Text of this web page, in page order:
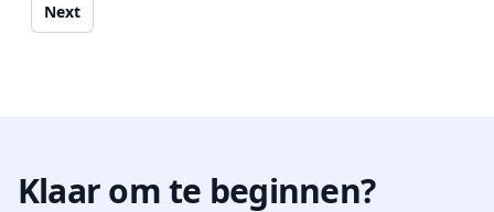
Next
Klaar om te beginnen?